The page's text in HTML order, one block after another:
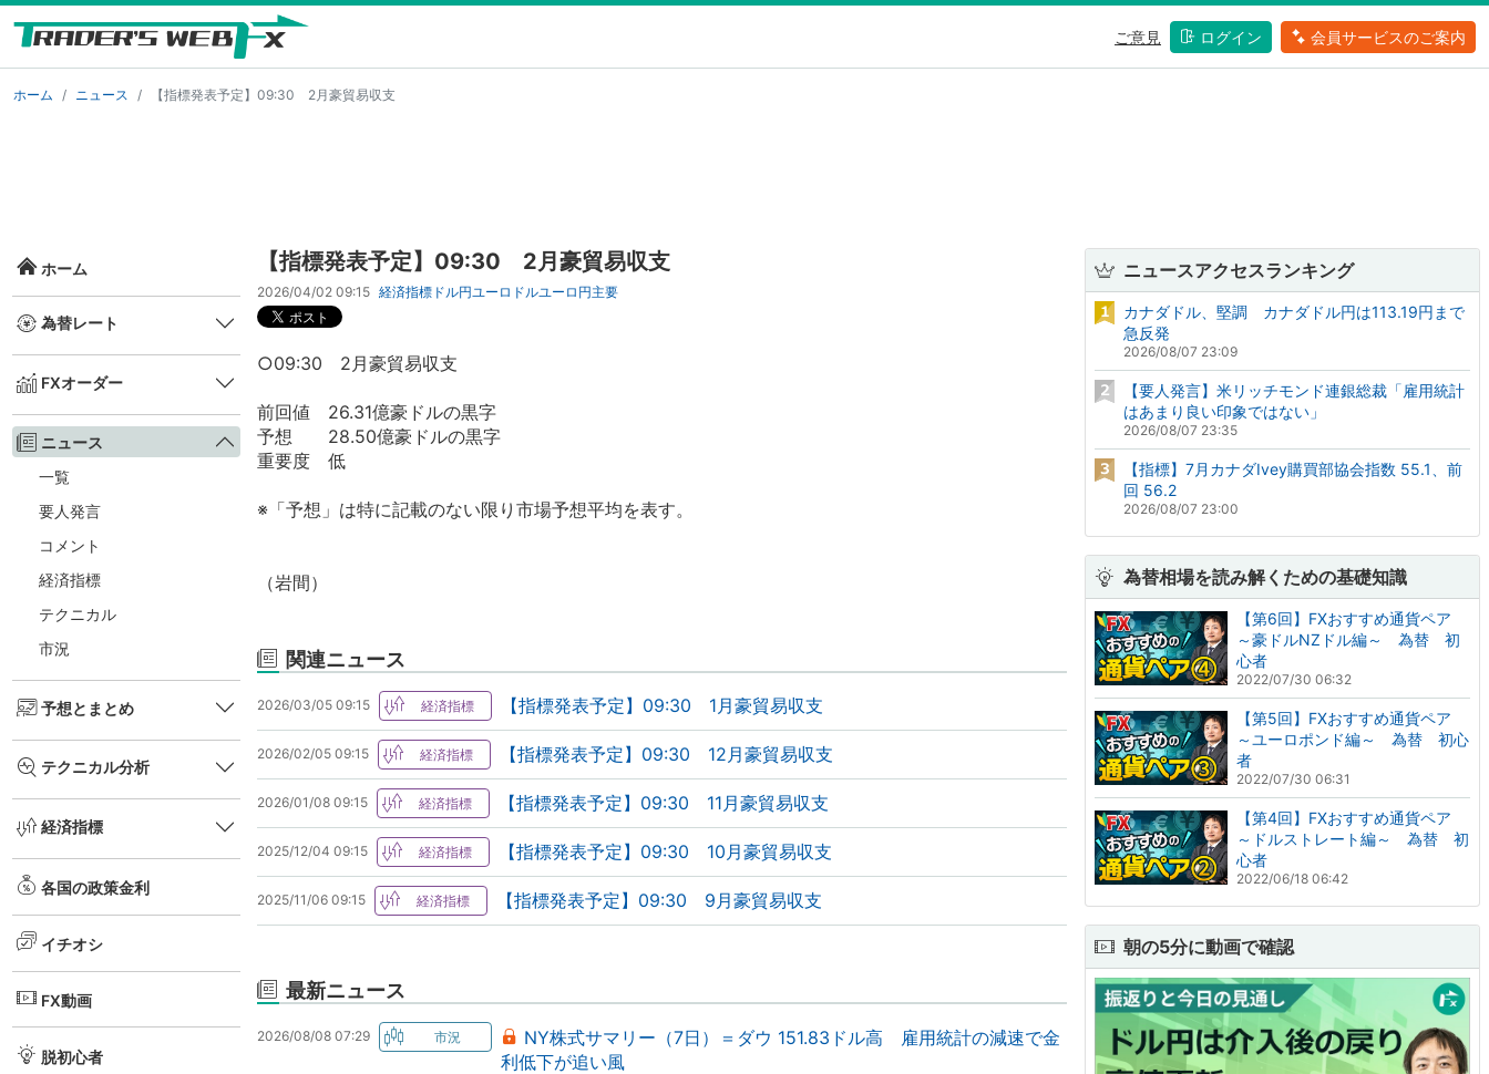
ご意見 ログイン 会員サービスのご案内
ホーム ニュース 【指標発表予定】09:30 2月豪貿易収支
ホーム
為替レート
FXオーダー
ニュース
一覧
要人発言
コメント
経済指標
テクニカル
市況
予想とまとめ
テクニカル分析
経済指標
各国の政策金利
イチオシ
FX動画
脱初心者
【指標発表予定】09:30 2月豪貿易収支
2026/04/02 09:15 経済指標 ドル円ユーロドルユーロ円主要
○09:30 2月豪貿易収支
前回値 26.31億豪ドルの黒字
予想 28.50億豪ドルの黒字
重要度 低
※「予想」は特に記載のない限り市場予想平均を表す。
（岩間）
関連ニュース
2026/03/05 09:15 【指標発表予定】09:30 1月豪貿易収支
2026/02/05 09:15 【指標発表予定】09:30 12月豪貿易収支
2026/01/08 09:15 【指標発表予定】09:30 11月豪貿易収支
2025/12/04 09:15 【指標発表予定】09:30 10月豪貿易収支
2025/11/06 09:15 【指標発表予定】09:30 9月豪貿易収支
最新ニュース
2026/08/08 07:29
NY株式サマリー（7日）＝ダウ 151.83ドル高 雇用統計の減速で金
利低下が追い風
ニュースアクセスランキング
カナダドル、堅調 カナダドル円は113.19円まで
急反発
2026/08/07 23:09
【要人発言】米リッチモンド連銀総裁「雇用統計
はあまり良い印象ではない」
2026/08/07 23:35
【指標】7月カナダIvey購買部協会指数 55.1、前
回 56.2
2026/08/07 23:00
為替相場を読み解くための基礎知識
【第6回】FXおすすめ通貨ペア
～豪ドルNZドル編～ 為替 初
心者
2022/07/30 06:32
【第5回】FXおすすめ通貨ペア
～ユーロポンド編～ 為替 初心
者
2022/07/30 06:31
【第4回】FXおすすめ通貨ペア
～ドルストレート編～ 為替 初
心者
2022/06/18 06:42
朝の5分に動画で確認